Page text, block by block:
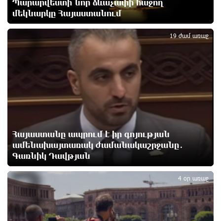
ներկայացրել Թուրքիայում
Երևանյան լճում իրականացվել են մաքրման
աշխատանքներ
Իտալական Սիցիլիա կղզում ժայթքել է Էտնա
հրաբուխը
14 ժամ առաջ
Պայթյուն՝ Իրանում․ հաղորդվում է զոհերի ու
վիրավորների մասին
14 ժամ առաջ
«Ռեալը» հայտարարել է Դիոմանդեի տրանսֆերի
մասին
15 ժամ առաջ
Պարարվեստի նոր ձևաչափի հաջող
մեկնարկը Հայաստանում
Հայաստանը ապրում է իր գոյության
ամենախայտառակ ժամանակաշրջանը․
Գառնիկ Դավթյան
19 ժամ առաջ
2
4 օր առաջ
3